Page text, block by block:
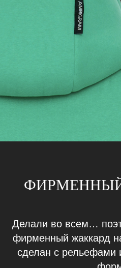
Делали во всем…
фирменный жаккард
сделан с рельефами